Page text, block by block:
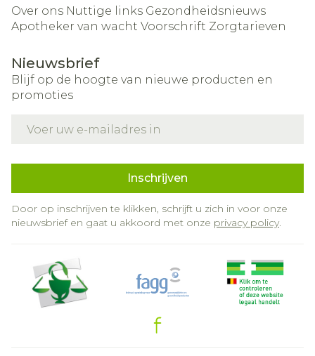
Over ons Nuttige links Gezondheidsnieuws
Apotheker van wacht Voorschrift Zorgtarieven
Nieuwsbrief
Blijf op de hoogte van nieuwe producten en
promoties
Inschrijven
Door op inschrijven te klikken, schrijft u zich in voor onze
nieuwsbrief en gaat u akkoord met onze privacy policy.